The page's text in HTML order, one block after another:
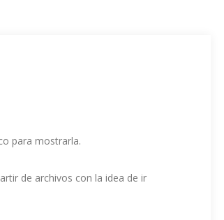
para mostrarla.
de archivos con la idea de ir